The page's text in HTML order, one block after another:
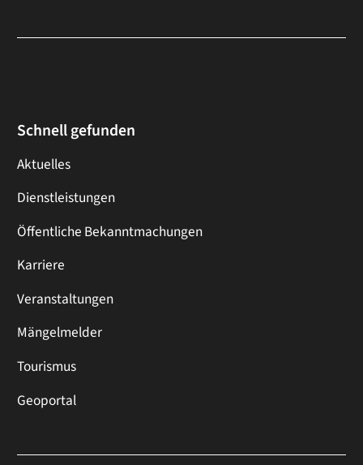
Schnell gefunden
Aktuelles
Dienstleistungen
Öffentliche Bekanntmachungen
Karriere
Veranstaltungen
Mängelmelder
Tourismus
Geoportal